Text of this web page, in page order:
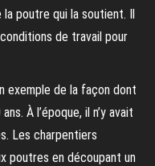
poutre qui la soutient. Il
de travail pour
exemple de la façon dont
À l’époque, il n’y avait
Les charpentiers
poutres en découpant un